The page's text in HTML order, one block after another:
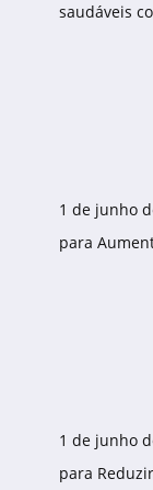
saudáveis
1 de junho
para
1 de junho
para